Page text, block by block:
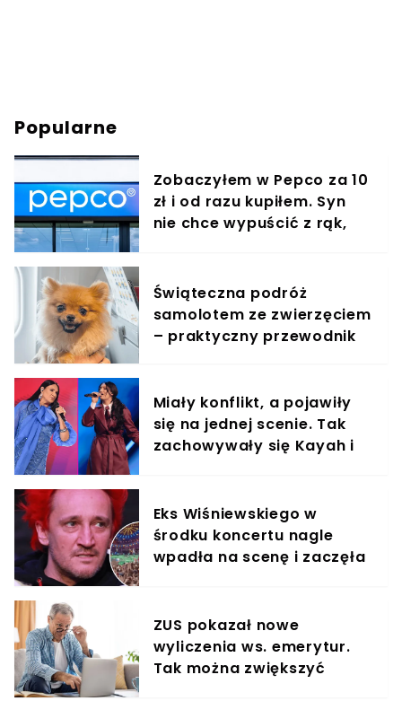
Popularne
Zobaczyłem w Pepco za 10
zł i od razu kupiłem. Syn
nie chce wypuścić z rąk,
Świąteczna podróż
samolotem ze zwierzęciem
– praktyczny przewodnik
Miały konflikt, a pojawiły
się na jednej scenie. Tak
zachowywały się Kayah i
Eks Wiśniewskiego w
środku koncertu nagle
wpadła na scenę i zaczęła
ZUS pokazał nowe
wyliczenia ws. emerytur.
Tak można zwiększyć